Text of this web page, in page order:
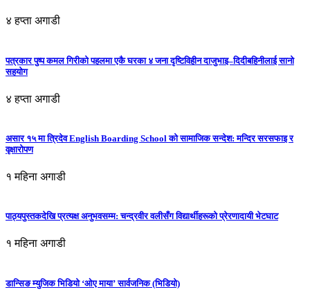
४ हप्ता अगाडी
पत्रकार पुष्प कमल गिरीको पहलमा एकै घरका ४ जना दृष्टिविहीन दाजुभाइ–दिदीबहिनीलाई सानो
सहयोग
४ हप्ता अगाडी
असार १५ मा त्रिदेव English Boarding School को सामाजिक सन्देश: मन्दिर सरसफाइ र
वृक्षारोपण
१ महिना अगाडी
पाठ्यपुस्तकदेखि प्रत्यक्ष अनुभवसम्म: चन्द्रवीर वलीसँग विद्यार्थीहरूको प्रेरणादायी भेटघाट
१ महिना अगाडी
डान्सिङ म्युजिक भिडियो ‘ओए माया’ सार्वजनिक (भिडियो)